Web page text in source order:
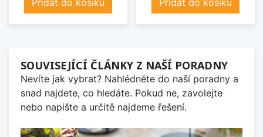
SOUVISEJÍCÍ ČLÁNKY Z NAŠÍ PORADNY
Nevíte jak vybrat? Nahlédněte do naší poradny a
snad najdete, co hledáte. Pokud ne, zavolejte
nebo napište a určitě najdeme řešení.